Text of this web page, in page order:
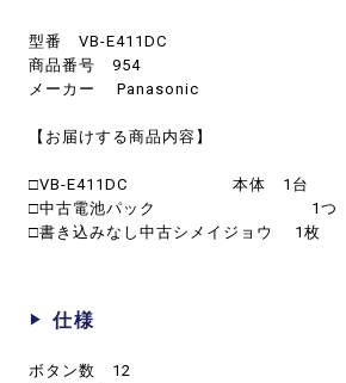
型番 VB-E411DC
商品番号 954
メーカー Panasonic
【お届けする商品内容】
□VB-E411DC 本体 1台
□中古電池パック 1つ
□書き込みなし中古シメイジョウ 1枚
仕様
ボタン数 12